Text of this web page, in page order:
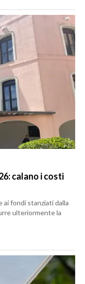
calano i costi
ai fondi stanziati dalla
ulteriormente la